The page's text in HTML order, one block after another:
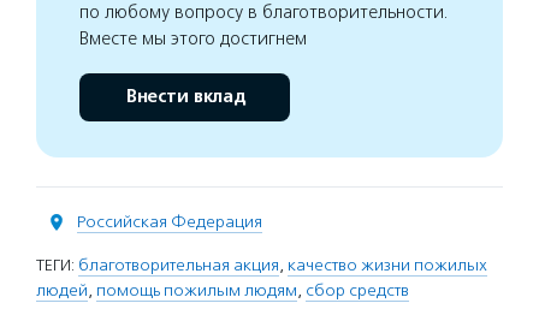
по любому вопросу в благотворительности.
Вместе мы этого достигнем
Внести вклад
Российская Федерация
ТЕГИ: благотворительная акция, качество жизни пожилых
людей, помощь пожилым людям, сбор средств